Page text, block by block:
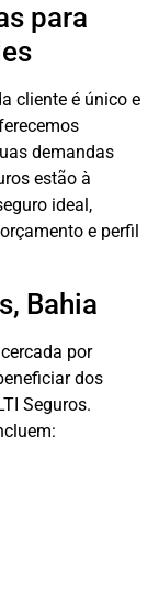
para
cliente é único e
demandas
estão à
ideal,
e perfil
Bahia
por
dos
Seguros.